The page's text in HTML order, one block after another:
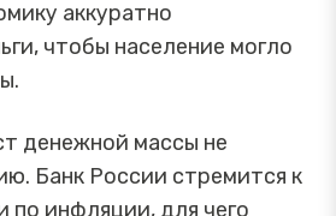
аккуратно
чтобы население могло
денежной массы не
Банк России стремится к
инфляции, для чего